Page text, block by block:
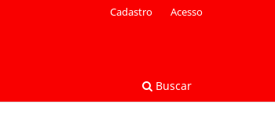
Buscar
Cadastro Acesso